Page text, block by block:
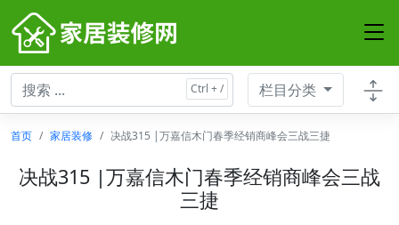
栏目分类
首页 家居装修 决战315 |万嘉信木门春季经销商峰会三战三捷
决战315 |万嘉信木门春季经销商峰会三战
三捷